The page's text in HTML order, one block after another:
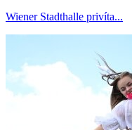
Wiener Stadthalle privíta...